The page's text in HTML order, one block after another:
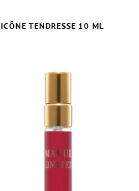
ICÔNE TENDRESSE 10 ML